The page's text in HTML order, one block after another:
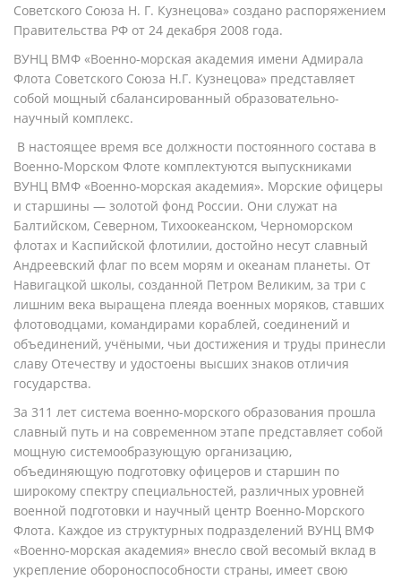
Советского Союза Н. Г. Кузнецова» создано распоряжением
Правительства РФ от 24 декабря 2008 года.
ВУНЦ ВМФ «Военно-морская академия имени Адмирала
Флота Советского Союза Н.Г. Кузнецова» представляет
собой мощный сбалансированный образовательно-
научный комплекс.
В настоящее время все должности постоянного состава в
Военно-Морском Флоте комплектуются выпускниками
ВУНЦ ВМФ «Военно-морская академия». Морские офицеры
и старшины — золотой фонд России. Они служат на
Балтийском, Северном, Тихоокеанском, Черноморском
флотах и Каспийской флотилии, достойно несут славный
Андреевский флаг по всем морям и океанам планеты. От
Навигацкой школы, созданной Петром Великим, за три с
лишним века выращена плеяда военных моряков, ставших
флотоводцами, командирами кораблей, соединений и
объединений, учёными, чьи достижения и труды принесли
славу Отечеству и удостоены высших знаков отличия
государства.
За 311 лет система военно-морского образования прошла
славный путь и на современном этапе представляет собой
мощную системообразующую организацию,
объединяющую подготовку офицеров и старшин по
широкому спектру специальностей, различных уровней
военной подготовки и научный центр Военно-Морского
Флота. Каждое из структурных подразделений ВУНЦ ВМФ
«Военно-морская академия» внесло свой весомый вклад в
укрепление обороноспособности страны, имеет свою